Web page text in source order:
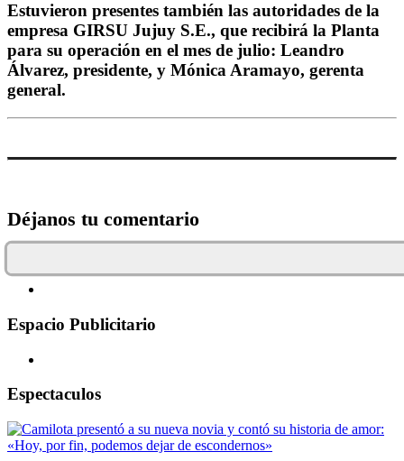
Estuvieron presentes también las autoridades de la
empresa GIRSU Jujuy S.E., que recibirá la Planta
para su operación en el mes de julio: Leandro
Álvarez, presidente, y Mónica Aramayo, gerenta
general.
Déjanos tu comentario
Espacio Publicitario
Espectaculos